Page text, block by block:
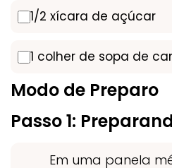
1/2 xícara de açúcar
1 colher de sopa de
Modo de Preparo
Passo 1:
Em uma panela